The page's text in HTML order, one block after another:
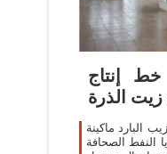
إنتاج
البارد ماكينة
النفط الصحافة